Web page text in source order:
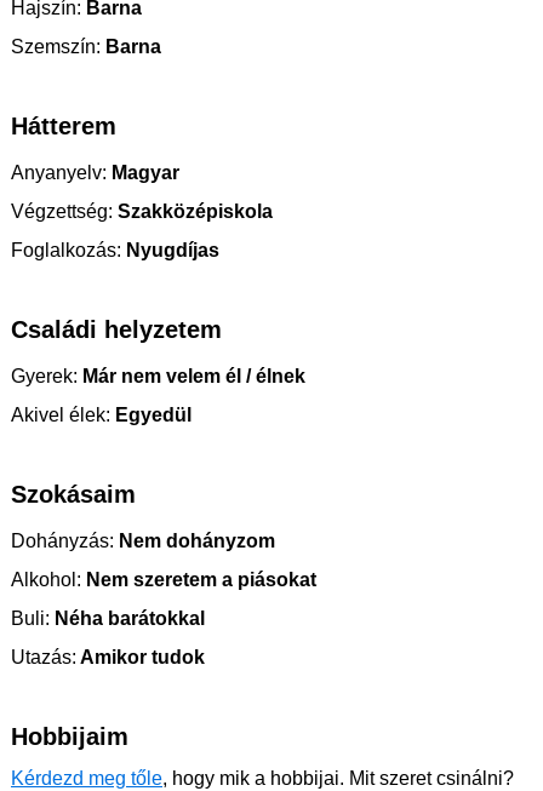
Hajszín: Barna
Szemszín: Barna
Hátterem
Anyanyelv: Magyar
Végzettség: Szakközépiskola
Foglalkozás: Nyugdíjas
Családi helyzetem
Gyerek: Már nem velem él / élnek
Akivel élek: Egyedül
Szokásaim
Dohányzás: Nem dohányzom
Alkohol: Nem szeretem a piásokat
Buli: Néha barátokkal
Utazás: Amikor tudok
Hobbijaim
Kérdezd meg tőle, hogy mik a hobbijai. Mit szeret csinálni?